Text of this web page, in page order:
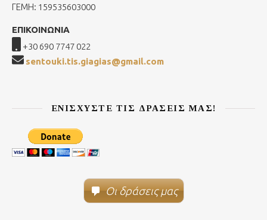
ΓΕΜΗ: 159535603000
ΕΠΙΚΟΙΝΩΝΙΑ
+30 690 7747 022
sentouki.tis.giagias@gmail.com
ΕΝΙΣΧΎΣΤΕ ΤΙΣ ΔΡΆΣΕΙΣ ΜΑΣ!
Οι δράσεις μας